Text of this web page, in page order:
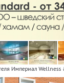
Империал Wellness